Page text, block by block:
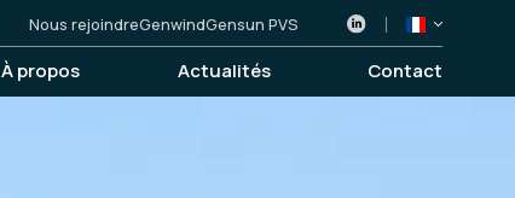
Nous rejoindreGenwindGensun PVS
À propos Actualités Contact